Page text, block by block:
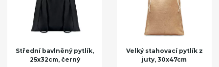
Střední bavlněný pytlík,
25x32cm, černý
Velký stahovací pytlík z
juty, 30x47cm